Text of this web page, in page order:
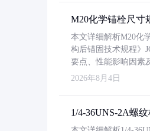
M20化学锚栓尺寸
本文详细解析M20化
构后锚固技术规程》
要点、性能影响因素
2026年8月4日
1/4-36UNS-2A螺